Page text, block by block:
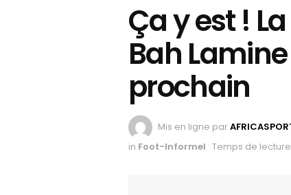
Ça y est !
Bah
prochain
Mis en ligne par
in Foot-Informel Temps de